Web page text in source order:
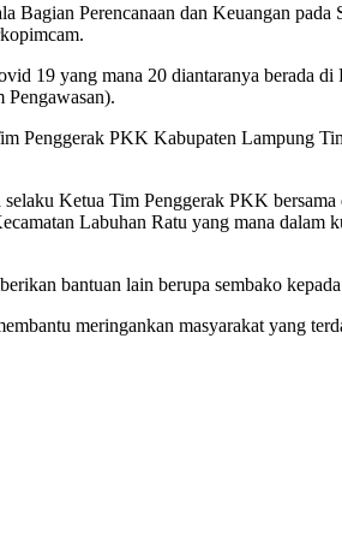
Perencanaan dan Keuangan
19 yang mana 20 diantaranya berada
Pengawasan).
Penggerak PKK Kabupaten Lampung
Ketua Tim Penggerak PKK
Labuhan Ratu yang mana dalam
bantuan lain berupa sembako
meringankan masyarakat yang